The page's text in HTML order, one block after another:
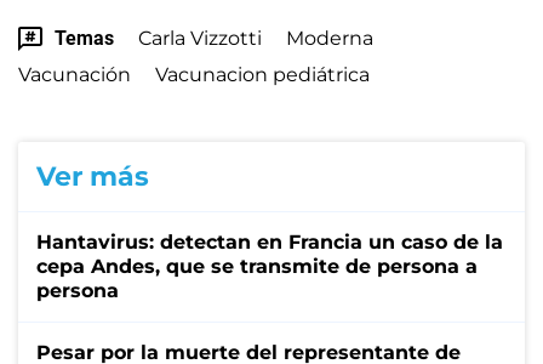
Temas Carla Vizzotti
Moderna
Vacunación
Vacunacion pediátrica
Ver más
Hantavirus: detectan en Francia un caso de la
cepa Andes, que se transmite de persona a
persona
Pesar por la muerte del representante de